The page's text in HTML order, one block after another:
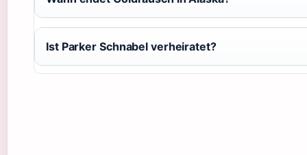
Ist Parker Schnabel verheiratet?